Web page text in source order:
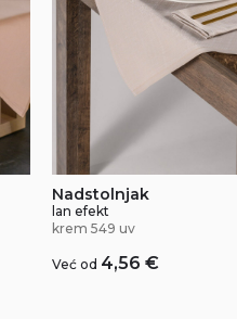
Nadstolnjak
lan efekt
krem 549 uv
Već od 4,56 €